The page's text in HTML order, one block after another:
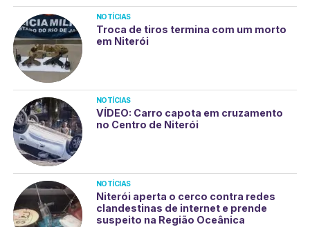
NOTÍCIAS
Troca de tiros termina com um morto
em Niterói
NOTÍCIAS
VÍDEO: Carro capota em cruzamento
no Centro de Niterói
NOTÍCIAS
Niterói aperta o cerco contra redes
clandestinas de internet e prende
suspeito na Região Oceânica